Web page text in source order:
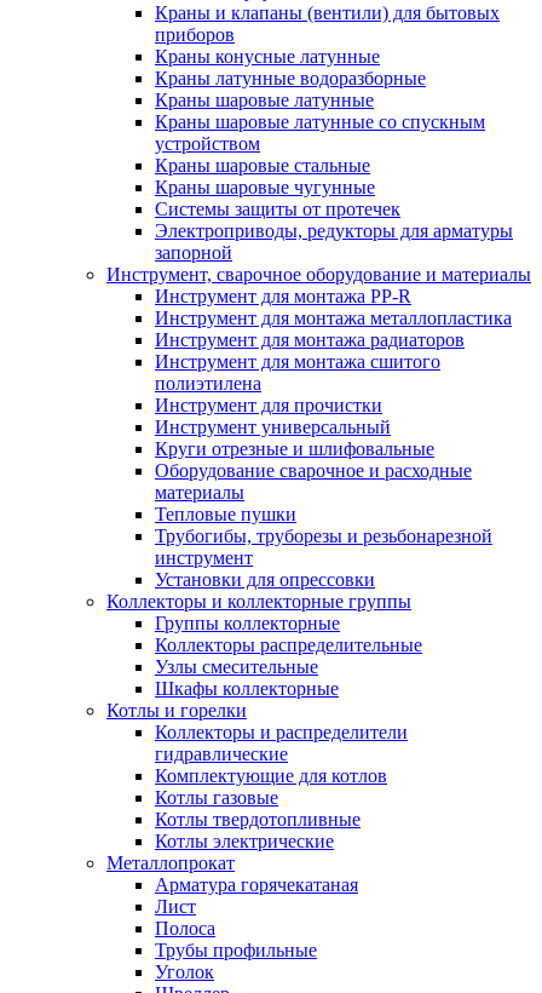
Краны и клапаны (вентили) для бытовых
приборов
Краны конусные латунные
Краны латунные водоразборные
Краны шаровые латунные
Краны шаровые латунные со спускным
устройством
Краны шаровые стальные
Краны шаровые чугунные
Системы защиты от протечек
Электроприводы, редукторы для арматуры
запорной
Инструмент, сварочное оборудование и материалы
Инструмент для монтажа PP-R
Инструмент для монтажа металлопластика
Инструмент для монтажа радиаторов
Инструмент для монтажа сшитого
полиэтилена
Инструмент для прочистки
Инструмент универсальный
Круги отрезные и шлифовальные
Оборудование сварочное и расходные
материалы
Тепловые пушки
Трубогибы, труборезы и резьбонарезной
инструмент
Установки для опрессовки
Коллекторы и коллекторные группы
Группы коллекторные
Коллекторы распределительные
Узлы смесительные
Шкафы коллекторные
Котлы и горелки
Коллекторы и распределители
гидравлические
Комплектующие для котлов
Котлы газовые
Котлы твердотопливные
Котлы электрические
Металлопрокат
Арматура горячекатаная
Лист
Полоса
Трубы профильные
Уголок